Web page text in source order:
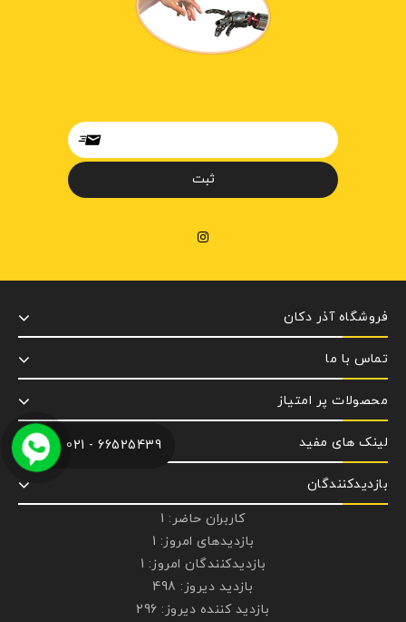
فروشگاه آذر دکان
تماس با ما
محصولات پر امتیاز
لینک های مفید
بازدیدکنندگان
کاربران حاضر: 1
بازدیدهای امروز: 1
بازدیدکنندگان امروز: 1
بازدید دیروز: 498
بازدید کننده دیروز: 296
66525439 - 021